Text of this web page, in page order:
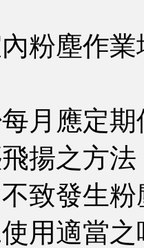
塵作業
應定期
揚之方
致發生
用適當